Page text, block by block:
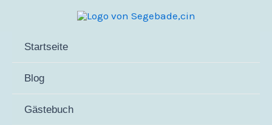
springenStartseite
Blog
Gästebuch